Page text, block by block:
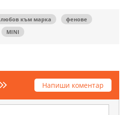
любов към марка
фенове
MINI
Напиши коментар